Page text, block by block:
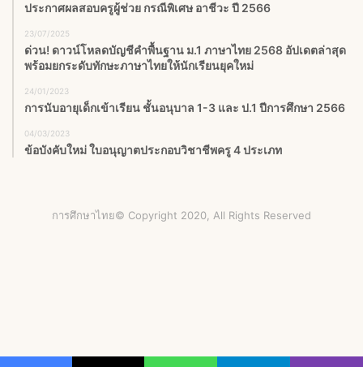
ประกาศผลสอบครูผู้ช่วย กรณีพิเศษ อาชีวะ ปี 2566
23/07/2025
ด่วน! ดาวน์โหลดบัญชีคำพื้นฐาน ม.1 ภาษาไทย 2568 อัปเดตล่าสุด
พร้อมยกระดับทักษะภาษาไทยให้นักเรียนยุคใหม่
24/01/2023
การนับอายุเด็กเข้าเรียน ชั้นอนุบาล 1-3 และ ป.1 ปีการศึกษา 2566
04/03/2023
ข้อบังคับใหม่ ใบอนุญาตประกอบวิชาชีพครู 4 ประเภท
การศึกษาไทย© Copyright 2020, All Rights Reserved